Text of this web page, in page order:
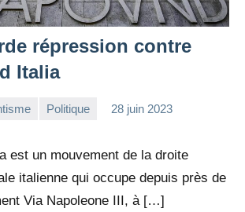
répression contre
Italia
Politique 28 juin 2023
est un mouvement de la droite
italienne qui occupe depuis près de
Via Napoleone III, à […]